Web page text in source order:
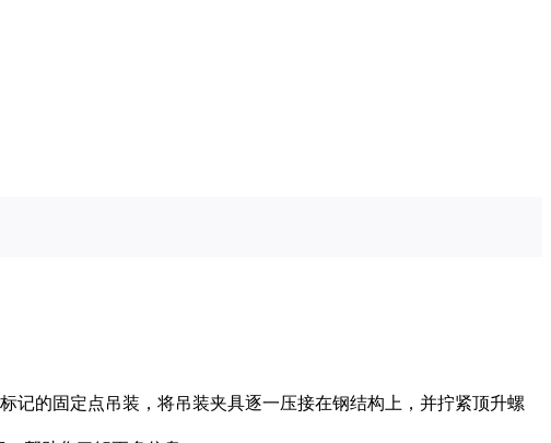
记的固定点吊装，将吊装夹具逐一压接在钢结构上，并拧紧顶升螺